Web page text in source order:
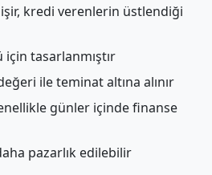
kredi verenlerin üstlendiği
için tasarlanmıştır
ile teminat altına alınır
günler içinde finanse
pazarlık edilebilir